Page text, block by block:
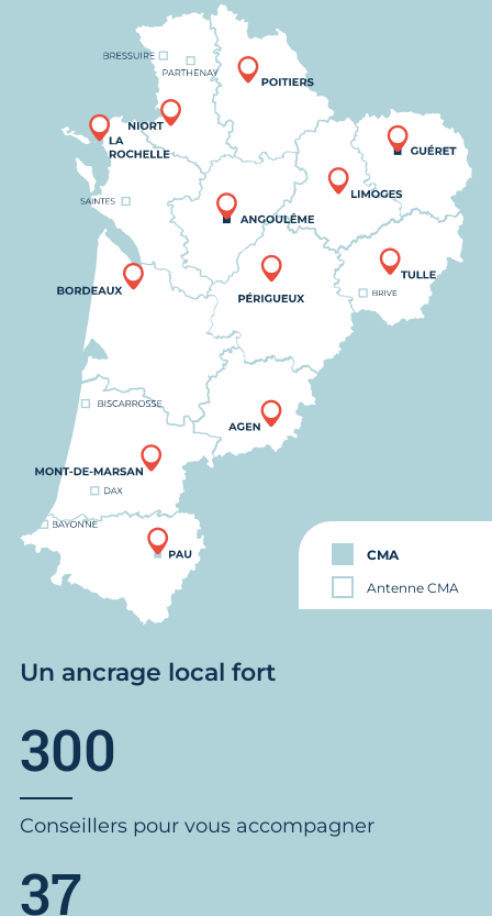
CMA
Antenne CMA
Un ancrage local fort
300
Conseillers pour vous accompagner
37